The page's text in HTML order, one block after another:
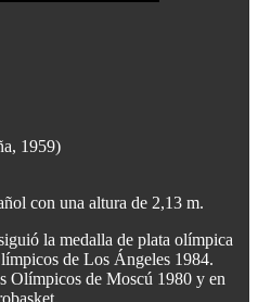
1959)
con una altura de 2,13 m.
la medalla de plata olímpica
de Los Ángeles 1984.
Olímpicos de Moscú 1980 y en